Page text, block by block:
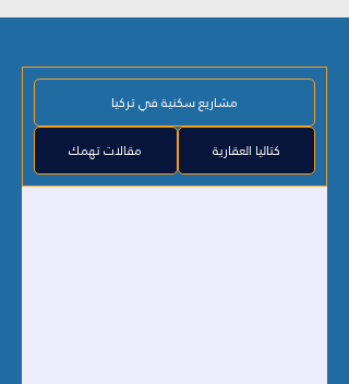
مشاريع سكنية في تركيا
كتاليا العقارية
مقالات تهمك